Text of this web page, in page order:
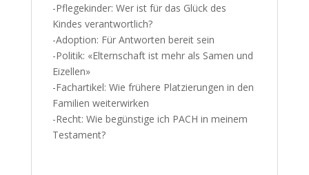
-Pflegekinder: Wer ist für das Glück des
Kindes verantwortlich?
-Adoption: Für Antworten bereit sein
-Politik: «Elternschaft ist mehr als Samen und
Eizellen»
-Fachartikel: Wie frühere Platzierungen in den
Familien weiterwirken
-Recht: Wie begünstige ich PACH in meinem
Testament?